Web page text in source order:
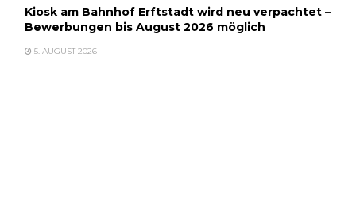
Kiosk am Bahnhof Erftstadt wird neu verpachtet –
Bewerbungen bis August 2026 möglich
5. AUGUST 2026